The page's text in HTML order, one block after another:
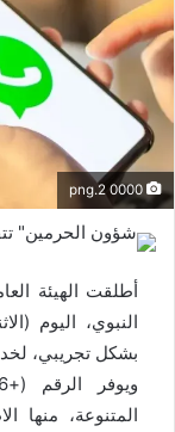
أطلقت الهيئة
النبوي، اليوم
بشكل تجريبي،
المتنوعة، منها